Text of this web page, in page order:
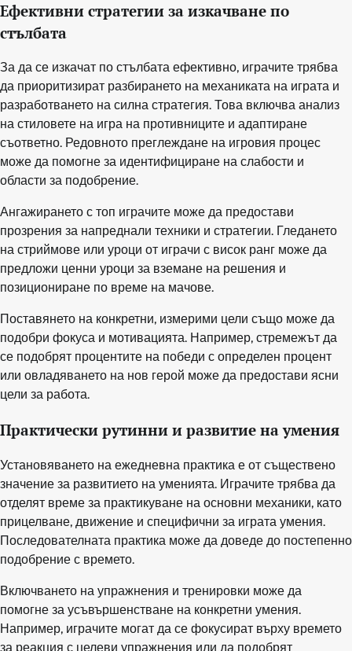
Ефективни стратегии за изкачване по
стълбата
За да се изкачат по стълбата ефективно, играчите трябва
да приоритизират разбирането на механиката на играта и
разработването на силна стратегия. Това включва анализ
на стиловете на игра на противниците и адаптиране
съответно. Редовното преглеждане на игровия процес
може да помогне за идентифициране на слабости и
области за подобрение.
Ангажирането с топ играчите може да предостави
прозрения за напреднали техники и стратегии. Гледането
на стриймове или уроци от играчи с висок ранг може да
предложи ценни уроци за вземане на решения и
позициониране по време на мачове.
Поставянето на конкретни, измерими цели също може да
подобри фокуса и мотивацията. Например, стремежът да
се подобрят процентите на победи с определен процент
или овладяването на нов герой може да предостави ясни
цели за работа.
Практически рутинни и развитие на умения
Установяването на ежедневна практика е от съществено
значение за развитието на уменията. Играчите трябва да
отделят време за практикуване на основни механики, като
прицелване, движение и специфични за играта умения.
Последователната практика може да доведе до постепенно
подобрение с времето.
Включването на упражнения и тренировки може да
помогне за усъвършенстване на конкретни умения.
Например, играчите могат да се фокусират върху времето
за реакция с целеви упражнения или да подобрят